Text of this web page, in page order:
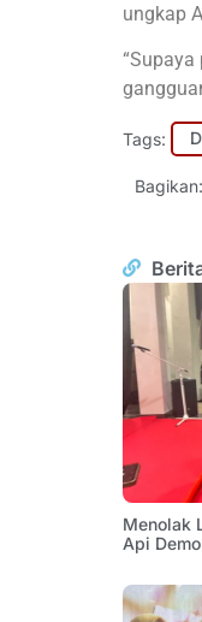
ungkap
Tags:
Bagikan:
Menolak
Api